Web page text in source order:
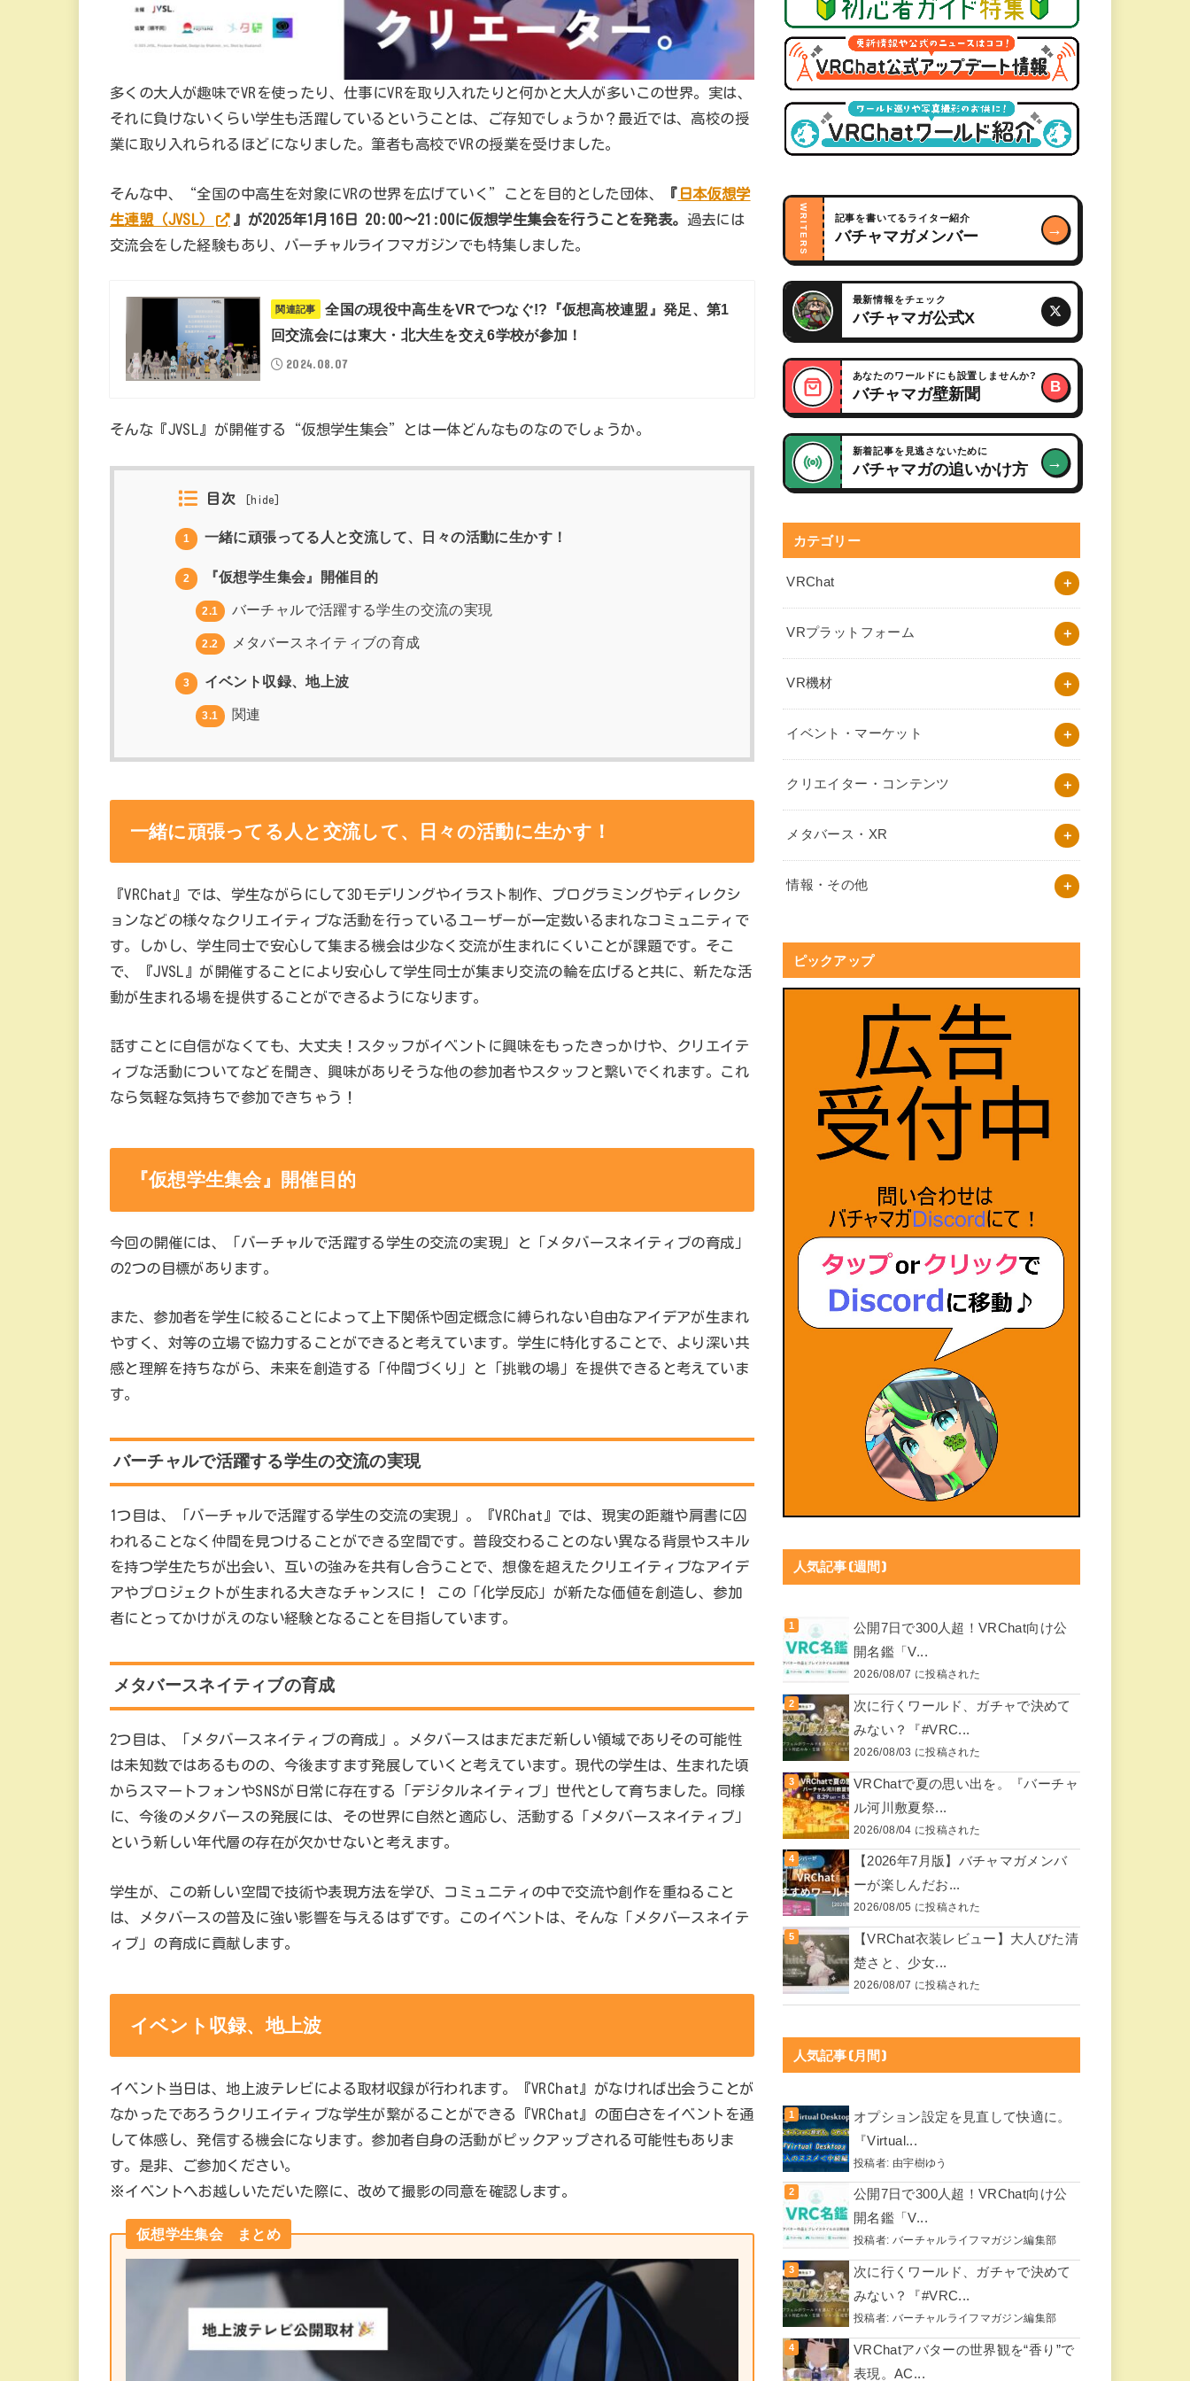
多くの大人が趣味でVRを使ったり、仕事にVRを取り入れたりと何かと大人が多いこの世界。実は、
それに負けないくらい学生も活躍しているということは、ご存知でしょうか？最近では、高校の授
業に取り入れられるほどになりました。筆者も高校でVRの授業を受けました。
そんな中、“全国の中高生を対象にVRの世界を広げていく”ことを目的とした団体、 『 日本仮想学
生連盟（JVSL）
』が2025年1月16日 20:00〜21:00に仮想学生集会を行うことを発表。 過去には
交流会をした経験もあり、バーチャルライフマガジンでも特集しました。
関連記事
全国の現役中高生をVRでつなぐ!?『仮想高校連盟』発足、第1
回交流会には東大・北大生を交え6学校が参加！
2024.08.07
そんな『JVSL』が開催する“仮想学生集会”とは一体どんなものなのでしょうか。
目次 [ hide ]
1 一緒に頑張ってる人と交流して、日々の活動に生かす！
2 『仮想学生集会』開催目的
2.1 バーチャルで活躍する学生の交流の実現
2.2 メタバースネイティブの育成
3 イベント収録、地上波
3.1 関連
一緒に頑張ってる人と交流して、日々の活動に生かす！
『VRChat』では、学生ながらにして3Dモデリングやイラスト制作、プログラミングやディレクシ
ョンなどの様々なクリエイティブな活動を行っているユーザーが一定数いるまれなコミュニティで
す。しかし、学生同士で安心して集まる機会は少なく交流が生まれにくいことが課題です。そこ
で、『JVSL』が開催することにより安心して学生同士が集まり交流の輪を広げると共に、新たな活
動が生まれる場を提供することができるようになります。
話すことに自信がなくても、大丈夫！スタッフがイベントに興味をもったきっかけや、クリエイテ
ィブな活動についてなどを聞き、興味がありそうな他の参加者やスタッフと繋いでくれます。これ
なら気軽な気持ちで参加できちゃう！
『仮想学生集会』開催目的
今回の開催には、「バーチャルで活躍する学生の交流の実現」と「メタバースネイティブの育成」
の2つの目標があります。
また、参加者を学生に絞ることによって上下関係や固定概念に縛られない自由なアイデアが生まれ
やすく、対等の立場で協力することができると考えています。学生に特化することで、より深い共
感と理解を持ちながら、未来を創造する「仲間づくり」と「挑戦の場」を提供できると考えていま
す。
バーチャルで活躍する学生の交流の実現
1つ目は、「バーチャルで活躍する学生の交流の実現」。『VRChat』では、現実の距離や肩書に囚
われることなく仲間を見つけることができる空間です。普段交わることのない異なる背景やスキル
を持つ学生たちが出会い、互いの強みを共有し合うことで、想像を超えたクリエイティブなアイデ
アやプロジェクトが生まれる大きなチャンスに！ この「化学反応」が新たな価値を創造し、参加
者にとってかけがえのない経験となることを目指しています。
メタバースネイティブの育成
2つ目は、「メタバースネイティブの育成」。メタバースはまだまだ新しい領域でありその可能性
は未知数ではあるものの、今後ますます発展していくと考えています。現代の学生は、生まれた頃
からスマートフォンやSNSが日常に存在する「デジタルネイティブ」世代として育ちました。同様
に、今後のメタバースの発展には、その世界に自然と適応し、活動する「メタバースネイティブ」
という新しい年代層の存在が欠かせないと考えます。
学生が、この新しい空間で技術や表現方法を学び、コミュニティの中で交流や創作を重ねること
は、メタバースの普及に強い影響を与えるはずです。このイベントは、そんな「メタバースネイテ
ィブ」の育成に貢献します。
イベント収録、地上波
イベント当日は、地上波テレビによる取材収録が行われます。『VRChat』がなければ出会うことが
なかったであろうクリエイティブな学生が繋がることができる『VRChat』の面白さをイベントを通
して体感し、発信する機会になります。参加者自身の活動がピックアップされる可能性もありま
す。是非、ご参加ください。
※イベントへお越しいただいた際に、改めて撮影の同意を確認します。
仮想学生集会 まとめ
WRITERS 記事を書いてるライター紹介
バチャマガメンバー →
最新情報をチェック
バチャマガ公式X
あなたのワールドにも設置しませんか?
バチャマガ壁新聞 B
新着記事を見逃さないために
バチャマガの追いかけ方 →
カテゴリー
VRChat
VRプラットフォーム
VR機材
イベント・マーケット
クリエイター・コンテンツ
メタバース・XR
情報・その他
ピックアップ
人気記事(週間)
公開7日で300人超！VRChat向け公
開名鑑「V...
2026/08/07 に投稿された
次に行くワールド、ガチャで決めて
みない？『#VRC...
2026/08/03 に投稿された
VRChatで夏の思い出を。『バーチャ
ル河川敷夏祭...
2026/08/04 に投稿された
【2026年7月版】バチャマガメンバ
ーが楽しんだお...
2026/08/05 に投稿された
【VRChat衣装レビュー】大人びた清
楚さと、少女...
2026/08/07 に投稿された
人気記事(月間)
オプション設定を見直して快適に。
『Virtual...
投稿者: 由宇樹ゆう
公開7日で300人超！VRChat向け公
開名鑑「V...
投稿者: バーチャルライフマガジン編集部
次に行くワールド、ガチャで決めて
みない？『#VRC...
投稿者: バーチャルライフマガジン編集部
VRChatアバターの世界観を“香り”で
表現。AC...